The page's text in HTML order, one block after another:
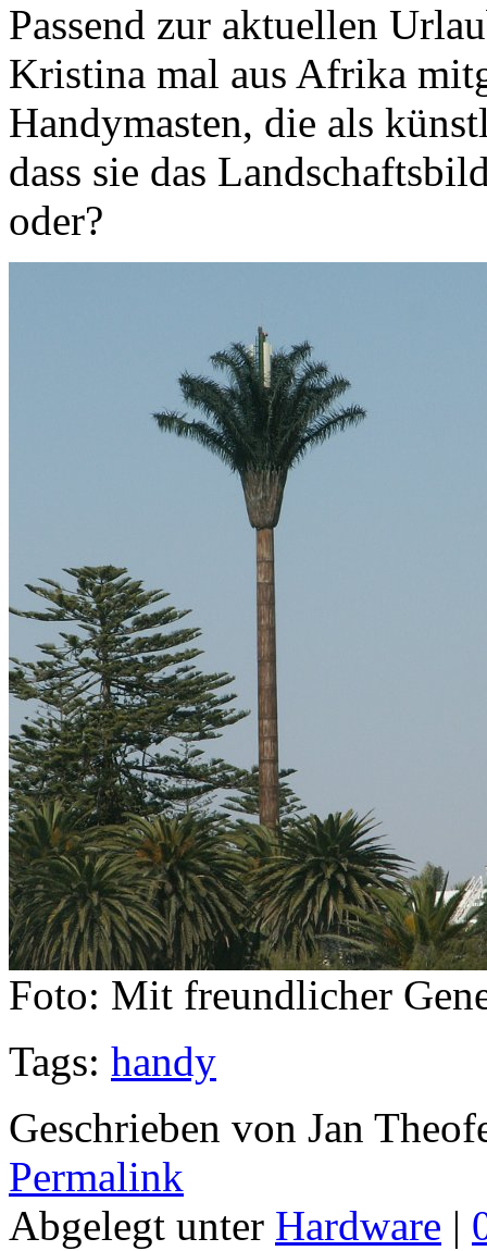
Passend zur aktuellen
Kristina mal aus Afrika
Handymasten, die als
dass sie das
oder?
Foto: Mit freundlicher
Tags: handy
Geschrieben von Jan
Permalink
Abgelegt unter Hardware |